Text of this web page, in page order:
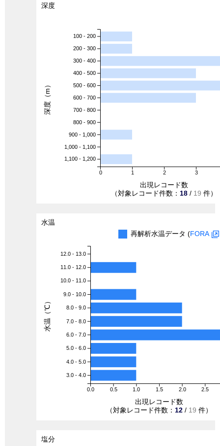
深度
0 1 2 3
100 - 200
200 - 300
300 - 400
400 - 500
500 - 600
600 - 700
700 - 800
800 - 900
900 - 1,000
1,000 - 1,100
1,100 - 1,200
出現レコード数
（対象レコード件数： 18 / 19 件）
深度（m）
水温
再解析水温データ (FORA
0.0 0.5 1.0 1.5 2.0 2.5
12.0 - 13.0
11.0 - 12.0
10.0 - 11.0
9.0 - 10.0
8.0 - 9.0
7.0 - 8.0
6.0 - 7.0
5.0 - 6.0
4.0 - 5.0
3.0 - 4.0
出現レコード数
（対象レコード件数： 12 / 19 件）
水温（℃）
塩分